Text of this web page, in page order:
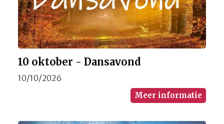
10 oktober - Dansavond
10/10/2026
Meer informatie